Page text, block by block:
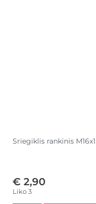
Sriegiklis rankinis
€ 2,90
Liko 3